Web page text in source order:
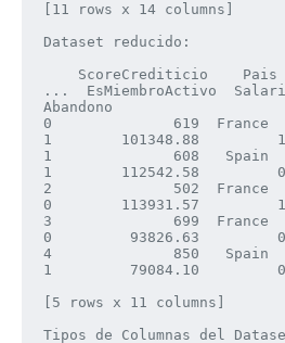
[11 rows x 14 columns]
Dataset reducido:
...  EsMiembroActivo
Abandono
0              619  France
1        101348.88         1
1              608   Spain
1        112542.58         0
2              502  France
0        113931.57         1
3              699  France
0         93826.63         0
4              850   Spain
1         79084.10         0
[5 rows x 11 columns]
Tipos de Columnas del